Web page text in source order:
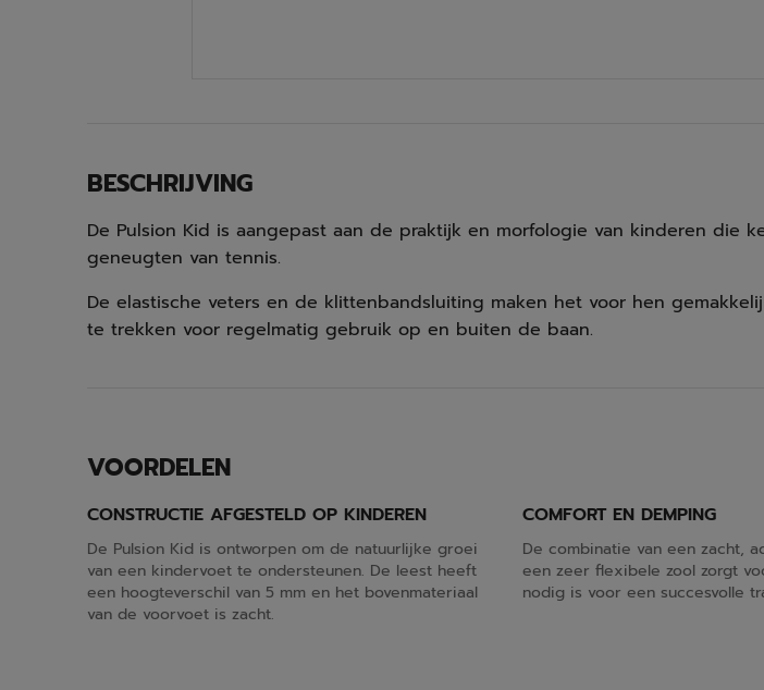
BESCHRIJVING
De Pulsion Kid is aangepast aan de praktijk en morfologie van kinderen die
geneugten van tennis.
De elastische veters en de klittenbandsluiting maken het voor hen
te trekken voor regelmatig gebruik op en buiten de baan.
VOORDELEN
CONSTRUCTIE AFGESTELD OP KINDEREN
De Pulsion Kid is ontworpen om de natuurlijke groei
van een kindervoet te ondersteunen. De leest heeft
een hoogteverschil van 5 mm en het bovenmateriaal
van de voorvoet is zacht.
COMFORT EN DEMPING
De combinatie van een zacht,
een zeer flexibele zool zorgt
nodig is voor een succesvolle